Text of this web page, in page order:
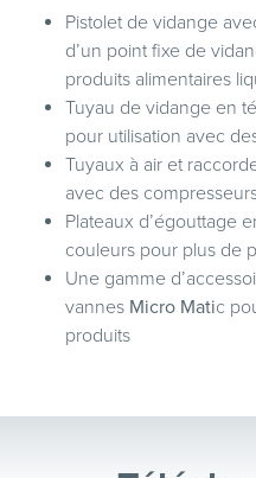
Pistolet de vidange
d’un point fixe de
produits alimentaires
Tuyau de vidange en
pour utilisation avec
Tuyaux à air et
avec des
Plateaux d’égouttage
couleurs pour plus de
Une gamme
vannes Micro Matic
produits